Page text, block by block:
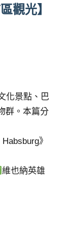
觀光】
化景點、巴
群。本篇分
》
維也納英雄